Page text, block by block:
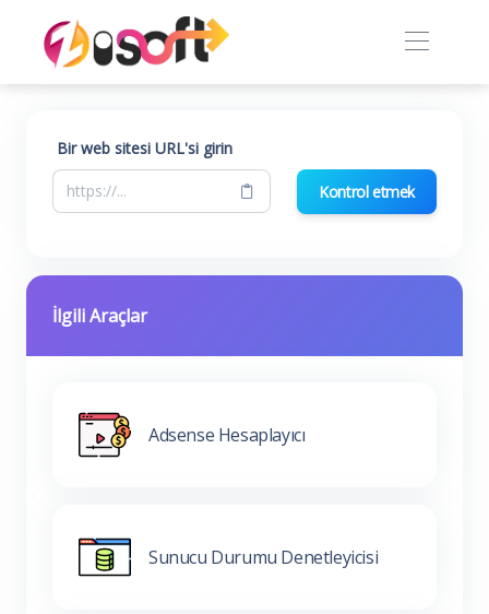
Bir web sitesi URL'si girin
Kontrol etmek
İlgili Araçlar
Adsense Hesaplayıcı
Sunucu Durumu Denetleyicisi